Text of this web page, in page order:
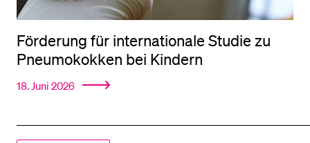
Förderung für inter­nationale Studie zu
Pneumokokken bei Kindern
18. Juni 2026